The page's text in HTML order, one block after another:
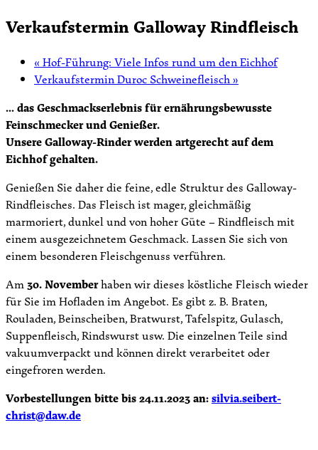
Verkaufstermin Galloway Rindfleisch
« Hof-Führung: Viele Infos rund um den Eichhof
Verkaufstermin Duroc Schweinefleisch»
… das Geschmackserlebnis für ernährungsbewusste
Feinschmecker und Genießer.
Unsere Galloway-Rinder werden artgerecht auf dem
Eichhof gehalten.
Genießen Sie daher die feine, edle Struktur des Galloway-
Rindfleisches. Das Fleisch ist mager, gleichmäßig
marmoriert, dunkel und von hoher Güte – Rindfleisch mit
einem ausgezeichnetem Geschmack. Lassen Sie sich von
einem besonderen Fleischgenuss verführen.
Am 30. Novemberhaben wir dieses köstliche Fleisch wieder
für Sie im Hofladen im Angebot. Es gibt z. B. Braten,
Rouladen, Beinscheiben, Bratwurst, Tafelspitz, Gulasch,
Suppenfleisch, Rindswurst usw. Die einzelnen Teile sind
vakuumverpackt und können direkt verarbeitet oder
eingefroren werden.
Vorbestellungen bitte bis 24.11.2023 an:silvia.seibert-
christ@daw.de